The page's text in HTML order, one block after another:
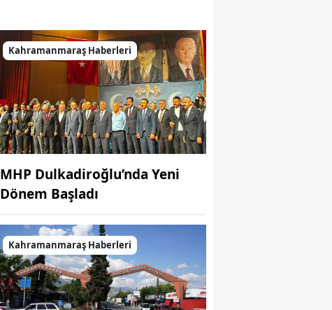
Kahramanmaraş Haberleri
MHP Dulkadiroğlu’nda Yeni
Dönem Başladı
Kahramanmaraş Haberleri